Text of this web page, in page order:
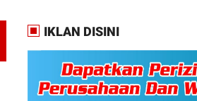
IKLAN DISINI